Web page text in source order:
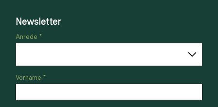
Newsletter
Anrede *
Vorname *